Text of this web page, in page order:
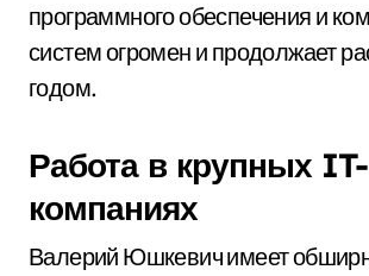
программного обеспечения и
систем огромен и продолжает
годом.
Работа в крупных IT-
компаниях
Валерий Юшкевич имеет